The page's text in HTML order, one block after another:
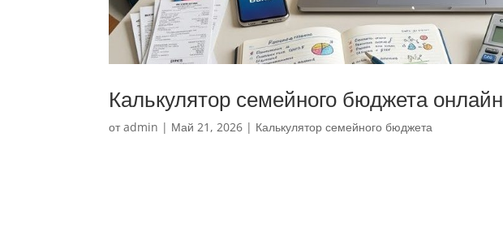
Калькулятор семейного бюджета онлайн
отadmin | Май 21, 2026 | Калькулятор семейного бюджета